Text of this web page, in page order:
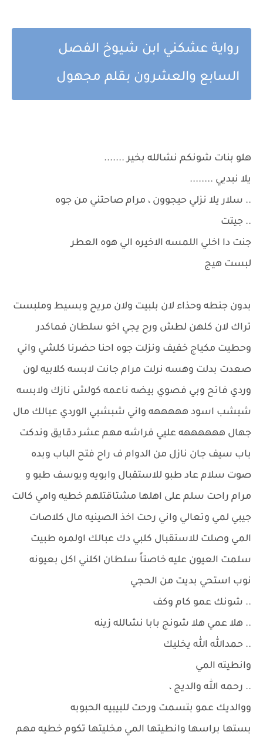
رواية عشكني ابن شيوخ الفصل
السابع والعشرون بقلم مجهول
هلو بنات شونكم نشالله بخير .......
يلا نبديي ........
.. سلار يلا نزلي حيجوون ، مرام صاحتني من جوه
.. جيتت
جنت دا اخلي اللمسه الاخيره الي هوه العطر
لبست هيج
بدون جنطه وحذاء لان بلبيت ولان مريح وبسيط وملبست
تراك لان كلهن لطش ورح يجي اخو سلطان فماكدر
وحطيت مكياج خفيف ونزلت جوه احنا حضرنا كلشي واني
صعدت بدلت وهسه نرلت مرام جانت لابسه كلابيه لون
وردي فاتح وبي فصوي بيضه ناعمه كولش نازك ولابسه
شبشب اسود هههههه واني شبشبي الوردي عبالك مال
جهال ههههههه عليي فراشه مهم عشر دقايق وندكت
باب سيف جان نازل من الدوام ف راح فتح الباب وبده
صوت سلام عاد طبو للاستقبال وابويه ويوسف طبو و
مرام راحت سلم على اهلها مشتاقتلهم خطيه وامي كالت
جيبي لمي وتعالي واني رحت اخذ الصينيه مال كلاصات
المي وصلت للاستقبال كلبي دك عبالك اولمره طبيت
سلمت العيون عليه خاصتاً سلطان اكلني اكل بعيونه
نوب استحي بديت من الحجي
.. شونك عمو كام وكف
.. هلا عمي هلا شونج بابا نشالله زينه
.. حمدالله الله يخليك
وانطيته المي
.. رحمه الله والديج ،
ووالديك عمو بتسمت ورحت للبيبيه الحبوبه
بستها براسها وانطيتها المي مخليتها تكوم خطيه مهم